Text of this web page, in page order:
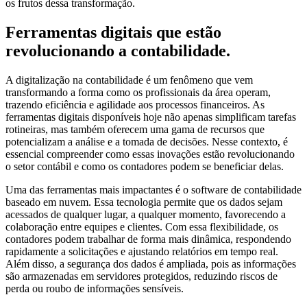
os frutos dessa transformação.
Ferramentas digitais que estão
revolucionando a contabilidade.
A digitalização na contabilidade é um fenômeno que vem
transformando a forma como os profissionais da área operam,
trazendo eficiência e agilidade aos processos financeiros. As
ferramentas digitais disponíveis hoje não apenas simplificam tarefas
rotineiras, mas também oferecem uma gama de recursos que
potencializam a análise e a tomada de decisões. Nesse contexto, é
essencial compreender como essas inovações estão revolucionando
o setor contábil e como os contadores podem se beneficiar delas.
Uma das ferramentas mais impactantes é o software de contabilidade
baseado em nuvem. Essa tecnologia permite que os dados sejam
acessados de qualquer lugar, a qualquer momento, favorecendo a
colaboração entre equipes e clientes. Com essa flexibilidade, os
contadores podem trabalhar de forma mais dinâmica, respondendo
rapidamente a solicitações e ajustando relatórios em tempo real.
Além disso, a segurança dos dados é ampliada, pois as informações
são armazenadas em servidores protegidos, reduzindo riscos de
perda ou roubo de informações sensíveis.